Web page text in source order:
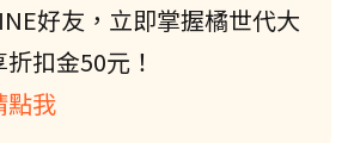
好友，立即掌握橘世代大
扣金50元！
點我